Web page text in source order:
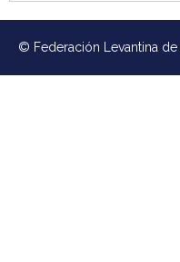
© Federación Levantina de